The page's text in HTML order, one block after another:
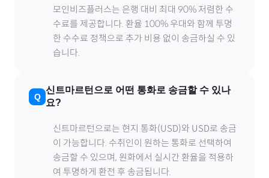
모인비즈플러스는 은행 대비 최대 90% 저렴한 수
수료를 제공합니다. 환율 100% 우대와 함께 투명
한 수수료 정책으로 추가 비용 없이 송금하실 수 있
습니다.
신트마르턴 으로 어떤 통화로 송금할 수 있나
요?
신트마르턴으로는 현지 통화(USD)와 USD로 송금
이 가능합니다. 수취인이 원하는 통화로 선택하여
송금할 수 있으며, 원화에서 실시간 환율을 적용하
여 투명하게 환전 후 송금됩니다.